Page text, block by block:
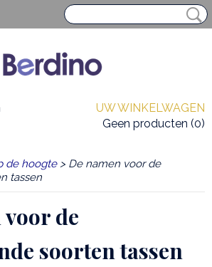
UW WINKELWAGEN
Geen producten (0)
de hoogte> De namen voor de
tassen
de
soorten tassen